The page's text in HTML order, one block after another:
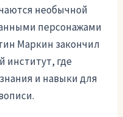
необычной
персонажами
Маркин закончил
институт, где
и навыки для